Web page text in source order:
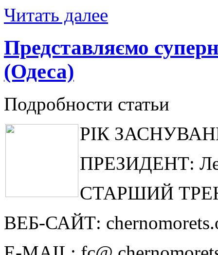
Читать далее
Представляємо
(Одеса)
Подробности статьи
РІК
ПРЕЗИДЕНТ:
СТАРШИЙ
ВЕБ-САЙТ: